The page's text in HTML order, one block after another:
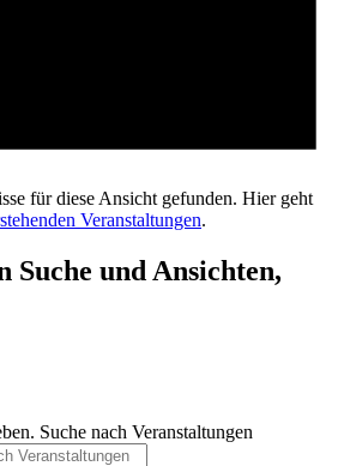
für diese Ansicht gefunden. Hier geht
Veranstaltungen.
Suche und Ansichten,
Suche nach Veranstaltungen